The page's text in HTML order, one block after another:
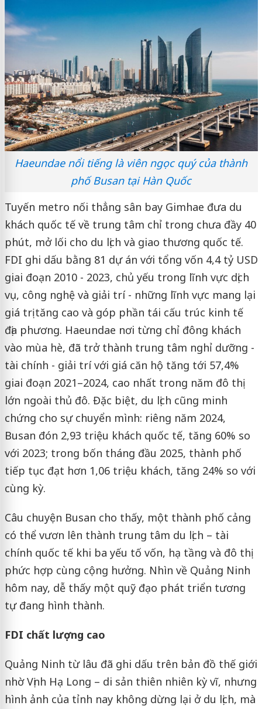
Haeundae nổi tiếng là viên ngọc quý của thành
phố Busan tại Hàn Quốc
Tuyến metro nối thẳng sân bay Gimhae đưa du
khách quốc tế về trung tâm chỉ trong chưa đầy 40
phút, mở lối cho du lịch và giao thương quốc tế.
FDI ghi dấu bằng 81 dự án với tổng vốn 4,4 tỷ USD
giai đoạn 2010 - 2023, chủ yếu trong lĩnh vực dịch
vụ, công nghệ và giải trí - những lĩnh vực mang lại
giá trị tăng cao và góp phần tái cấu trúc kinh tế
địa phương. Haeundae nơi từng chỉ đông khách
vào mùa hè, đã trở thành trung tâm nghỉ dưỡng -
tài chính - giải trí với giá căn hộ tăng tới 57,4%
giai đoạn 2021–2024, cao nhất trong năm đô thị
lớn ngoài thủ đô. Đặc biệt, du lịch cũng minh
chứng cho sự chuyển mình: riêng năm 2024,
Busan đón 2,93 triệu khách quốc tế, tăng 60% so
với 2023; trong bốn tháng đầu 2025, thành phố
tiếp tục đạt hơn 1,06 triệu khách, tăng 24% so với
cùng kỳ.
Câu chuyện Busan cho thấy, một thành phố cảng
có thể vươn lên thành trung tâm du lịch – tài
chính quốc tế khi ba yếu tố vốn, hạ tầng và đô thị
phức hợp cùng cộng hưởng. Nhìn về Quảng Ninh
hôm nay, dễ thấy một quỹ đạo phát triển tương
tự đang hình thành.
FDI chất lượng cao
Quảng Ninh từ lâu đã ghi dấu trên bản đồ thế giới
nhờ Vịnh Hạ Long – di sản thiên nhiên kỳ vĩ, nhưng
hình ảnh của tỉnh nay không dừng lại ở du lịch, mà